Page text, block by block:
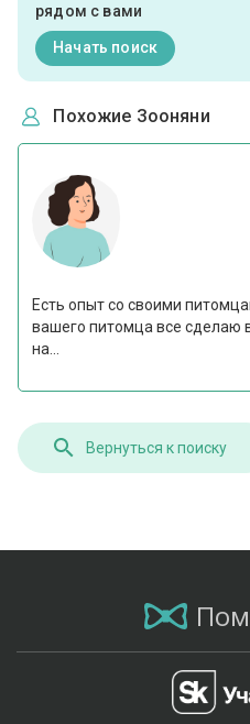
рядом с вами
Начать поиск
Похожие Зооняни
Есть опыт со своими
вашего питомца все сделаю
на...
Вернуться к поиску